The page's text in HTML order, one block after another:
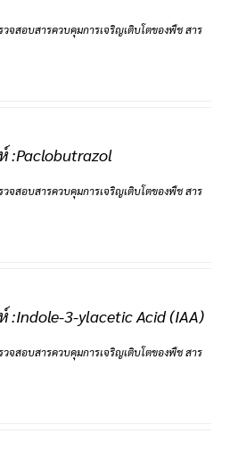
วจสอบสารควบคุมการเจริญเติบโตของพืช สาร
:Paclobutrazol
วจสอบสารควบคุมการเจริญเติบโตของพืช สาร
:Indole-3-ylacetic Acid (IAA)
วจสอบสารควบคุมการเจริญเติบโตของพืช สาร